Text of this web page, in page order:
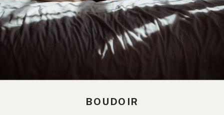
BOUDOIR